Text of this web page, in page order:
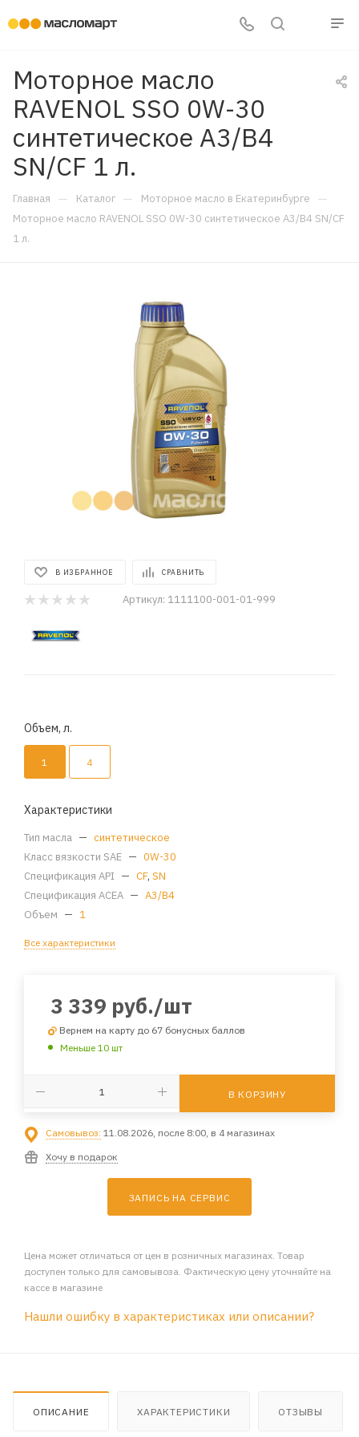
Моторное масло
RAVENOL SSO 0W-30
синтетическое A3/B4
SN/CF 1 л.
Главная — Каталог — Моторное масло в Екатеринбурге —
Моторное масло RAVENOL SSO 0W-30 синтетическое A3/B4 SN/CF
1 л.
В ИЗБРАННОЕ СРАВНИТЬ
Артикул: 1111100-001-01-999
Объем, л.
1 4
Характеристики
Тип масла — синтетическое
Класс вязкости SAE — 0W-30
Спецификация API — CF, SN
Спецификация ACEA — A3/B4
Объем — 1
Все характеристики
3 339 руб./шт
Вернем на карту до 67 бонусных баллов
Меньше 10 шт
В КОРЗИНУ
Самовывоз: 11.08.2026, после 8:00, в 4 магазинах
Хочу в подарок
ЗАПИСЬ НА СЕРВИС
Цена может отличаться от цен в розничных магазинах. Товар
доступен только для самовывоза. Фактическую цену уточняйте на
кассе в магазине
Нашли ошибку в характеристиках или описании?
ОПИСАНИЕ ХАРАКТЕРИСТИКИ ОТЗЫВЫ